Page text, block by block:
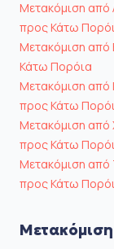
Μετακόμιση από
προς Κάτω
Μετακόμιση από
Κάτω Πορόια
Μετακόμιση από
προς Κάτω
Μετακόμιση από
προς Κάτω
Μετακόμιση από
προς Κάτω